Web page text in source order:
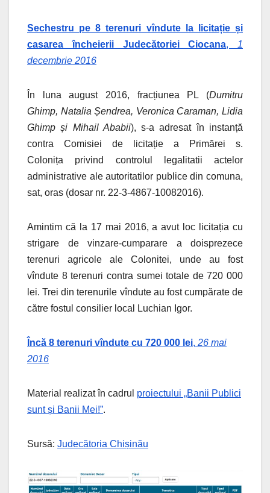
Sechestru pe 8 terenuri vîndute la licitație și
casarea încheierii Judecătoriei Ciocana, 1
decembrie 2016
În luna august 2016, fracțiunea PL (Dumitru
Ghimp, Natalia Șendrea, Veronica Caraman, Lidia
Ghimp și Mihail Ababii), s-a adresat în instanță
contra Comisiei de licitație a Primărei s.
Colonița privind controlul legalitatii actelor
administrative ale autoritatilor publice din comuna,
sat, oras (dosar nr. 22-3-4867-10082016).
Amintim că la 17 mai 2016, a avut loc licitația cu
strigare de vinzare-cumparare a doisprezece
terenuri agricole ale Colonitei, unde au fost
vîndute 8 terenuri contra sumei totale de 720 000
lei. Trei din terenurile vîndute au fost cumpărate de
către fostul consilier local Luchian Igor.
Încă 8 terenuri vîndute cu 720 000 lei, 26 mai
2016
Material realizat în cadrul proiectului „Banii Publici
sunt și Banii Mei!”.
Sursă: Judecătoria Chișinău